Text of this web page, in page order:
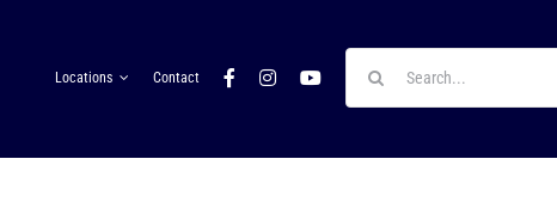
Locations Contact